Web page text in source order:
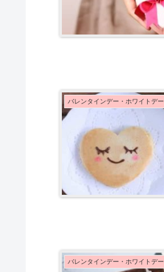
バレンタインデー・ホワイトデー
バレンタインデー・ホワイトデー